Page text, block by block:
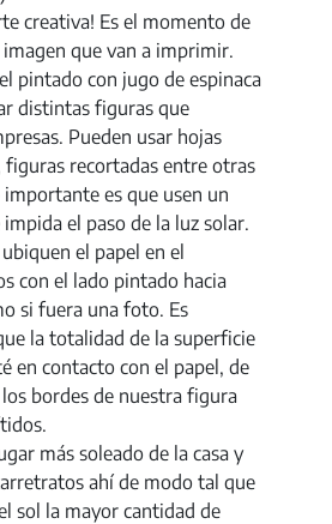
creativa! Es el momento de
que van a imprimir.
pintado con jugo de espinaca
distintas figuras que
Pueden usar hojas
figuras recortadas entre otras
es que usen un
el paso de la luz solar.
el papel en el
con el lado pintado hacia
si fuera una foto. Es
la totalidad de la superficie
en contacto con el papel, de
bordes de nuestra figura
más soleado de la casa y
ahí de modo tal que
sol la mayor cantidad de